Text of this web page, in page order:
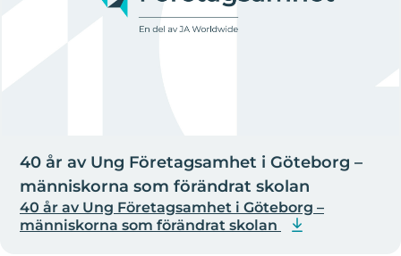
40 år av Ung Företagsamhet i Göteborg –
människorna som förändrat skolan
40 år av Ung Företagsamhet i Göteborg –
människorna som förändrat skolan